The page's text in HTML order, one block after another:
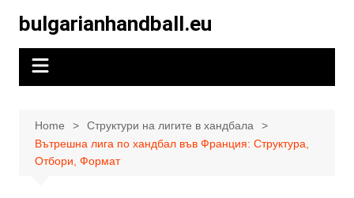
content
bulgarianhandball.eu
Home
Структури на лигите в хандбала
Вътрешна лига по хандбал във Франция: Структура,
Отбори, Формат